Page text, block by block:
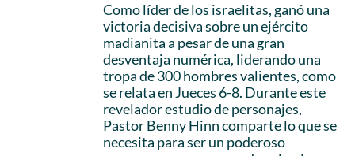
Como líder de los israelitas, ganó una
victoria decisiva sobre un ejército
madianita a pesar de una gran
desventaja numérica, liderando una
tropa de 300 hombres valientes, como
se relata en Jueces 6-8. Durante este
revelador estudio de personajes,
Pastor Benny Hinn comparte lo que se
necesita para ser un poderoso